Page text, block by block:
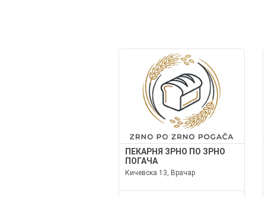
ПЕКАРНЯ ЗРНО ПО ЗРНО
ПОГАЧА
Кичевска 13, Врачар